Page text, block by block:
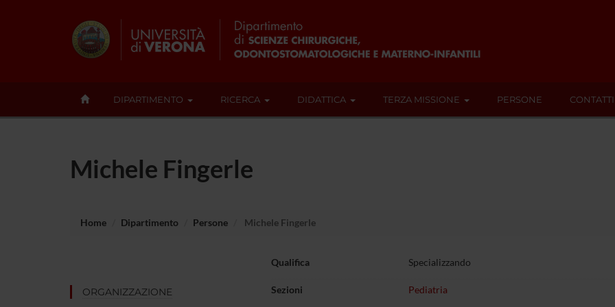
DIPARTIMENTO RICERCA DIDATTICA TERZA MISSIONE PERSONE CONTATTI
Michele Fingerle
Home Dipartimento Persone Michele Fingerle
ORGANIZZAZIONE
Qualifica Specializzando
Sezioni Pediatria